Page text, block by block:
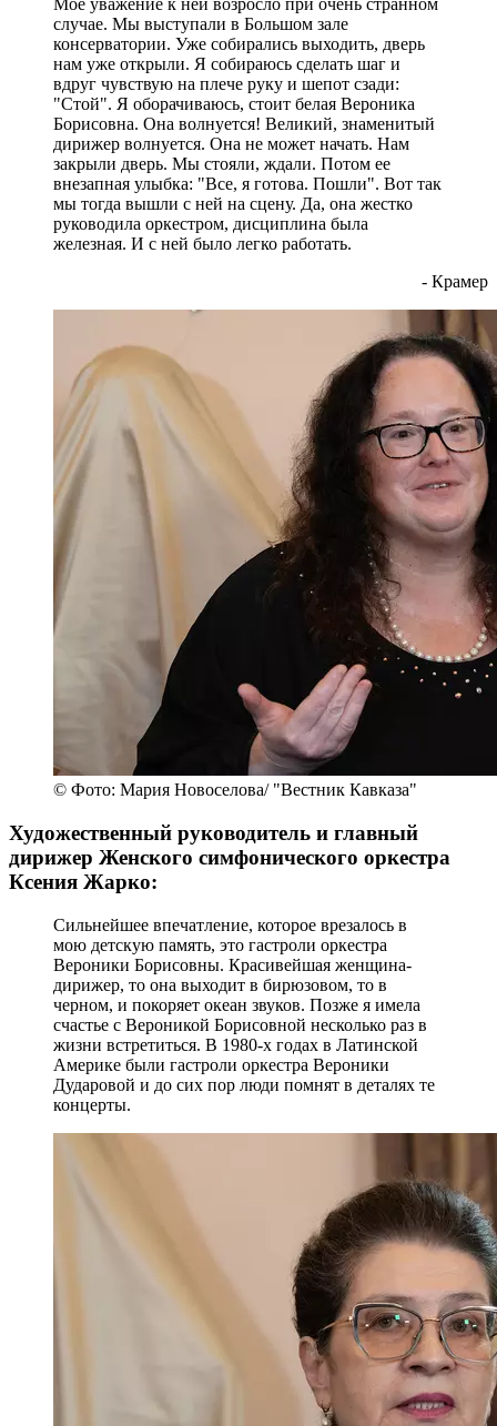
Мое уважение к ней возросло при очень странном
случае. Мы выступали в Большом зале
консерватории. Уже собирались выходить, дверь
нам уже открыли. Я собираюсь сделать шаг и
вдруг чувствую на плече руку и шепот сзади:
"Стой". Я оборачиваюсь, стоит белая Вероника
Борисовна. Она волнуется! Великий, знаменитый
дирижер волнуется. Она не может начать. Нам
закрыли дверь. Мы стояли, ждали. Потом ее
внезапная улыбка: "Все, я готова. Пошли". Вот так
мы тогда вышли с ней на сцену. Да, она жестко
руководила оркестром, дисциплина была
железная. И с ней было легко работать.
- Крамер
© Фото: Мария Новоселова/ "Вестник Кавказа"
Художественный руководитель и главный
дирижер Женского симфонического оркестра
Ксения Жарко:
Сильнейшее впечатление, которое врезалось в
мою детскую память, это гастроли оркестра
Вероники Борисовны. Красивейшая женщина-
дирижер, то она выходит в бирюзовом, то в
черном, и покоряет океан звуков. Позже я имела
счастье с Вероникой Борисовной несколько раз в
жизни встретиться. В 1980-х годах в Латинской
Америке были гастроли оркестра Вероники
Дударовой и до сих пор люди помнят в деталях те
концерты.